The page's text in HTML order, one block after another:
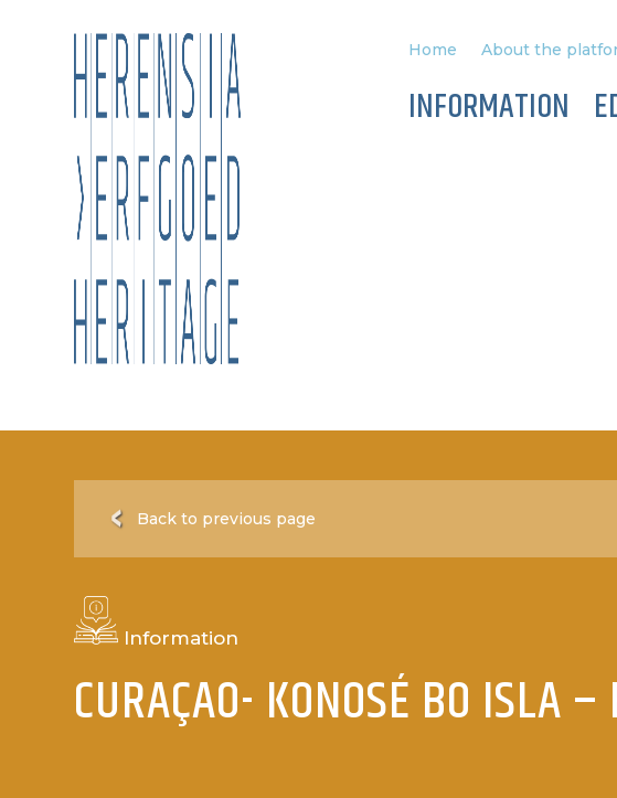
Home About the
INFORMATION
Back to previous page
Information
CURAÇAO- KONOSÉ BO ISLA